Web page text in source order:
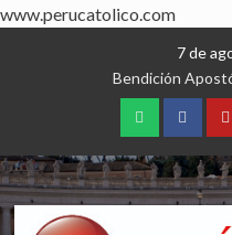
www.perucatolico.com
7 de
Bendición
WhatsApp